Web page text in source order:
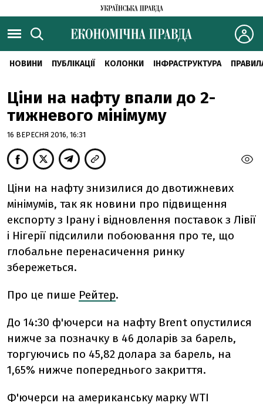
НОВИНИ ПУБЛІКАЦІЇ КОЛОНКИ ІНФРАСТРУКТУРА
Ціни на нафту впали до 2-
тижневого мінімуму
16 ВЕРЕСНЯ 2016, 16:31
Ціни на нафту знизилися до двотижневих
мінімумів, так як новини про підвищення
експорту з Ірану і відновлення поставок з Лівії
і Нігерії підсилили побоювання про те, що
глобальне перенасичення ринку
збережеться.
Про це пише Рейтер.
До 14:30 ф'ючерси на нафту Brent опустилися
нижче за позначку в 46 доларів за барель,
торгуючись по 45,82 долара за барель, на
1,65% нижче попереднього закриття.
Ф'ючерси на американську марку WTI